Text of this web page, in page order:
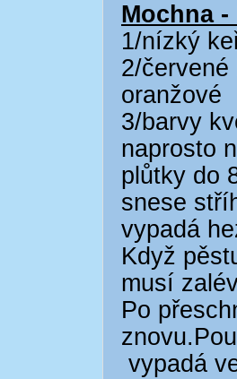
Mochna
1/nízký
2/
oranžové
3/barvy
naprosto
plůtky do
snese
vypadá
Když
musí
Po
vypadá